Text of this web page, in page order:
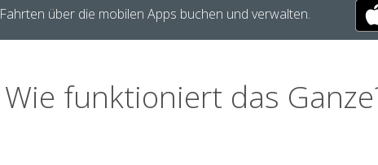
Fahrten über die mobilen Apps buchen und verwalten.
Wie funktioniert das